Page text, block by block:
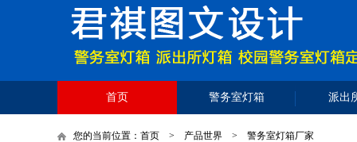
首页 警务室灯箱 派出
您的当前位置： 首页 > 产品世界 > 警务室灯箱厂家